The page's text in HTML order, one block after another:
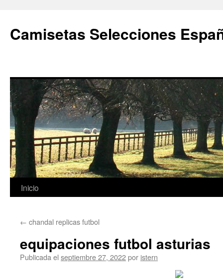
Camisetas Selecciones
Saltar
contenido
Inicio
← chandal replicas futbol
equipaciones futbol asturias
Publicada el septiembre 27, 2022por istern